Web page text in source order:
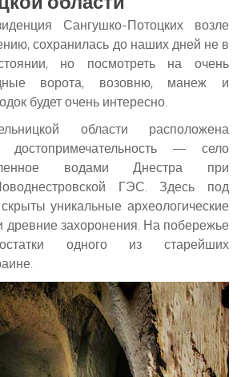
Сангушко-Потоцких возле
сохранилась до наших дней не в
но посмотреть на очень
ворота, возовню, манеж и
будет очень интересно.
области расположена
достопримечательность — село
водами Днестра при
ГЭС. Здесь под
уникальные археологические
древние захоронения. На побережье
одного из старейших